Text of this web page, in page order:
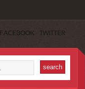
FACEBOOK TWITTER